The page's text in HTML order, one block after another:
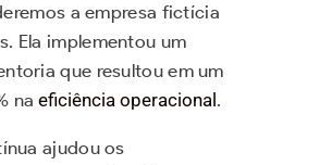
a empresa fictícia
Ela implementou um
que resultou em um
naeficiência operacional .
ajudou os